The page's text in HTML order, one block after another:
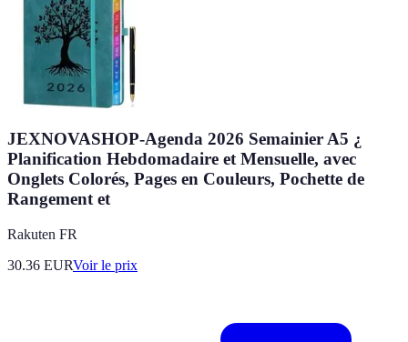
JEXNOVASHOP-Agenda 2026 Semainier A5 ¿
Planification Hebdomadaire et Mensuelle, avec
Onglets Colorés, Pages en Couleurs, Pochette de
Rangement et
Rakuten FR
30.36 EURVoir le prix